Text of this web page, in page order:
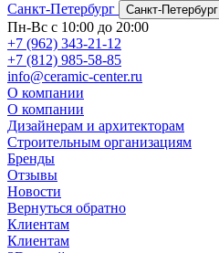
Санкт-Петербург
Санкт-Петербург
Пн-Вс с 10:00 до 20:00
+7 (962) 343-21-12
+7 (812) 985-58-85
info@ceramic-center.ru
О компании
О компании
Дизайнерам и архитекторам
Строительным организациям
Бренды
Отзывы
Новости
Вернуться обратно
Клиентам
Клиентам